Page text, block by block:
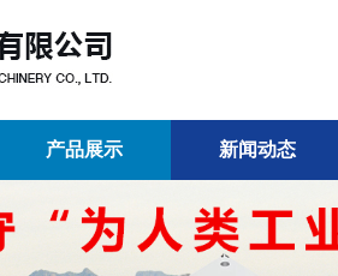
产品展示 新闻动态